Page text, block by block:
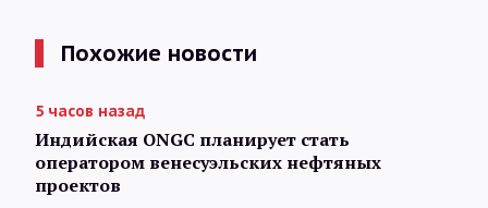
Похожие новости
5 часов назад
Индийская ONGC планирует стать
оператором венесуэльских нефтяных
проектов